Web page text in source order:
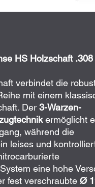
HS Holzschaft .308
verbindet die
mit einem
Der 3-Warzen-
ermöglicht
während die
leises und
eine hohe
fest verschraubte Ø